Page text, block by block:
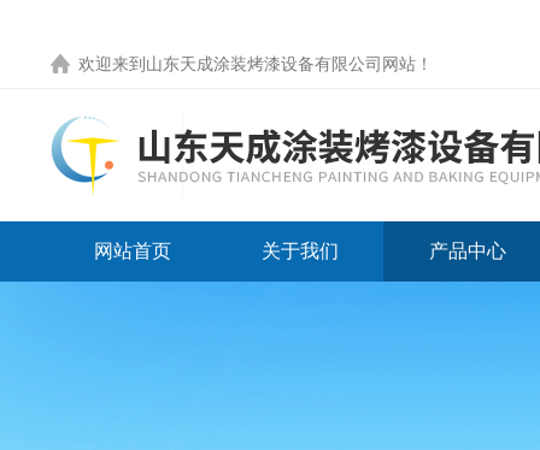
欢迎来到 山东天成涂装烤漆设备有限公司网站 ！
网站首页 关于我们 产品中心